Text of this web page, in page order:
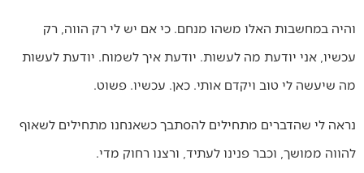
והיה במחשבות האלו משהו מנחם. כי אם יש לי רק הווה, רק
עכשיו, אני יודעת מה לעשות. יודעת איך לשמוח. יודעת לעשות
מה שיעשה לי טוב ויקדם אותי. כאן. עכשיו. פשוט.
נראה לי שהדברים מתחילים להסתבך כשאנחנו מתחילים לשאוף
להווה ממושך, וכבר פנינו לעתיד, ורצנו רחוק מדי.